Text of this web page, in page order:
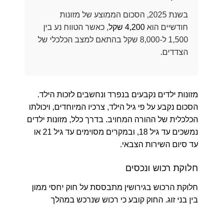
בשנת 2025, הסכום הממוצע של מזונות
חודשיים הוא 4,200 שקל
, כאשר הטווח נע בין
1,500 ל-8,000 שקל בהתאם למצב הכלכלי של
הצדדים.
מזונות ילדים נקבעים בנפרד ונחשבים לזכות הילד.
הסכום נקבע על פי גיל הילד, צרכיו המיוחדים, ויכולתו
הכלכלית של ההורה המחויב. בדרך כלל, מזונות ילדים
נמשכים עד גיל 18, ובמקרים מסוימים עד גיל 21 או
עד סיום השירות הצבאי.
חלוקת רכוש ונכסים
חלוקת הרכוש בגירושין מתבססת על חוק יחסי ממון
בין בני זוג. החוק קובע כי רכוש שנרכש במהלך